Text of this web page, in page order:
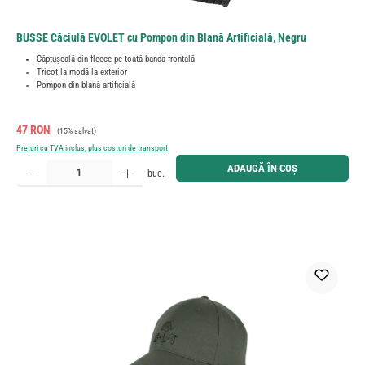
BUSSE Căciulă EVOLET cu Pompon din Blană Artificială, Negru
Căptușeală din fleece pe toată banda frontală
Tricot la modă la exterior
Pompon din blană artificială
Preț de vânzare:
47 RON Preț obișnuit:
(15% salvat)
Prețuri cu TVA inclus, plus costuri de transport
Cantitate produs: Introduceți cantitatea dorită sau utilizați butoanele pentru a mări sau micșora
buc. ADAUGĂ ÎN COȘ